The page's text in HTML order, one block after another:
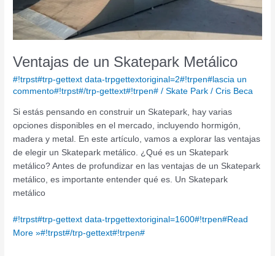
Ventajas de un Skatepark Metálico
#!trpst#trp-gettext data-trpgettextoriginal=2#!trpen#lascia un
commento#!trpst#/trp-gettext#!trpen# /Skate Park /Cris Beca
Si estás pensando en construir un Skatepark, hay varias
opciones disponibles en el mercado, incluyendo hormigón,
madera y metal. En este artículo, vamos a explorar las ventajas
de elegir un Skatepark metálico. ¿Qué es un Skatepark
metálico? Antes de profundizar en las ventajas de un Skatepark
metálico, es importante entender qué es. Un Skatepark
metálico
#!trpst#trp-gettext data-trpgettextoriginal=1600#!trpen#Read
More »#!trpst#/trp-gettext#!trpen#